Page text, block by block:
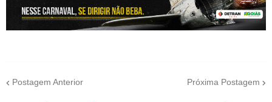
Postagem Anterior Próxima Postagem